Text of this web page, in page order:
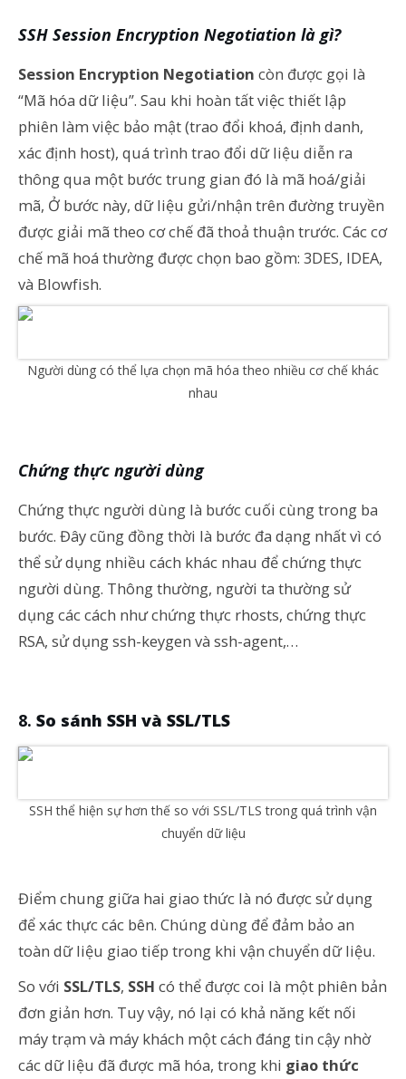
SSH Session Encryption Negotiation là gì?
Session Encryption Negotiation còn được gọi là
“Mã hóa dữ liệu”. Sau khi hoàn tất việc thiết lập
phiên làm việc bảo mật (trao đổi khoá, định danh,
xác định host), quá trình trao đổi dữ liệu diễn ra
thông qua một bước trung gian đó là mã hoá/giải
mã, Ở bước này, dữ liệu gửi/nhận trên đường truyền
được giải mã theo cơ chế đã thoả thuận trước. Các cơ
chế mã hoá thường được chọn bao gồm: 3DES, IDEA,
và Blowfish.
Người dùng có thể lựa chọn mã hóa theo nhiều cơ chế khác
nhau
Chứng thực người dùng
Chứng thực người dùng là bước cuối cùng trong ba
bước. Đây cũng đồng thời là bước đa dạng nhất vì có
thể sử dụng nhiều cách khác nhau để chứng thực
người dùng. Thông thường, người ta thường sử
dụng các cách như chứng thực rhosts, chứng thực
RSA, sử dụng ssh-keygen và ssh-agent,…
So sánh SSH và SSL/TLS
SSH thể hiện sự hơn thế so với SSL/TLS trong quá trình vận
chuyển dữ liệu
Điểm chung giữa hai giao thức là nó được sử dụng
để xác thực các bên. Chúng dùng để đảm bảo an
toàn dữ liệu giao tiếp trong khi vận chuyển dữ liệu.
So với SSL/TLS, SSH có thể được coi là một phiên bản
đơn giản hơn. Tuy vậy, nó lại có khả năng kết nối
máy trạm và máy khách một cách đáng tin cậy nhờ
các dữ liệu đã được mã hóa, trong khi giao thức